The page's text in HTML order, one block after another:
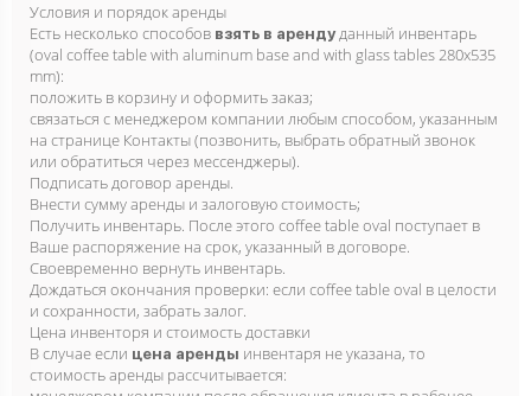
Условия и порядок аренды
Есть несколько способов взять в аренду данный инвентарь
(oval coffee table with aluminum base and with glass tables 280x535
mm):
положить в корзину и оформить заказ;
связаться с менеджером компании любым способом, указанным
на странице Контакты (позвонить, выбрать обратный звонок
или обратиться через мессенджеры).
Подписать договор аренды.
Внести сумму аренды и залоговую стоимость;
Получить инвентарь. После этого coffee table oval поступает в
Ваше распоряжение на срок, указанный в договоре.
Своевременно вернуть инвентарь.
Дождаться окончания проверки: если coffee table oval в целости
и сохранности, забрать залог.
Цена инвенторя и стоимость доставки
В случае если цена аренды инвентаря не указана, то
стоимость аренды рассчитывается: